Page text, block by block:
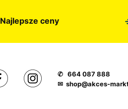
Najlepsze ceny
✆ 664 087 888
✉ shop@akces-